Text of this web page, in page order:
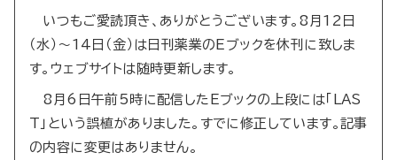
いつもご愛読頂き、ありがとうございます。8月12日
（水）～14日（金）は日刊薬業のEブックを休刊に致しま
す。ウェブサイトは随時更新します。
8月6日午前5時に配信したEブックの上段には「LAS
T」という誤植がありました。すでに修正しています。記事
の内容に変更はありません。